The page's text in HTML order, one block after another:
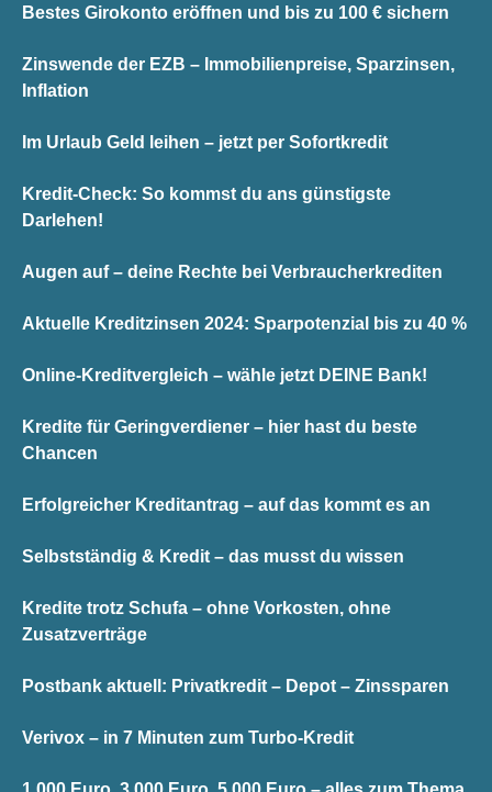
Bestes Girokonto eröffnen und bis zu 100 € sichern
Zinswende der EZB – Immobilienpreise, Sparzinsen,
Inflation
Im Urlaub Geld leihen – jetzt per Sofortkredit
Kredit-Check: So kommst du ans günstigste
Darlehen!
Augen auf – deine Rechte bei Verbraucherkrediten
Aktuelle Kreditzinsen 2024: Sparpotenzial bis zu 40 %
Online-Kreditvergleich – wähle jetzt DEINE Bank!
Kredite für Geringverdiener – hier hast du beste
Chancen
Erfolgreicher Kreditantrag – auf das kommt es an
Selbstständig & Kredit – das musst du wissen
Kredite trotz Schufa – ohne Vorkosten, ohne
Zusatzverträge
Postbank aktuell: Privatkredit – Depot – Zinssparen
Verivox – in 7 Minuten zum Turbo-Kredit